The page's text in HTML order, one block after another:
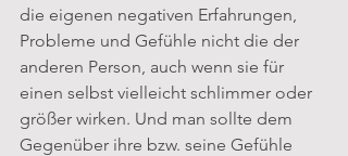
die eigenen negativen Erfahrungen,
Probleme und Gefühle nicht die der
anderen Person, auch wenn sie für
einen selbst vielleicht schlimmer oder
größer wirken. Und man sollte dem
Gegenüber ihre bzw. seine Gefühle